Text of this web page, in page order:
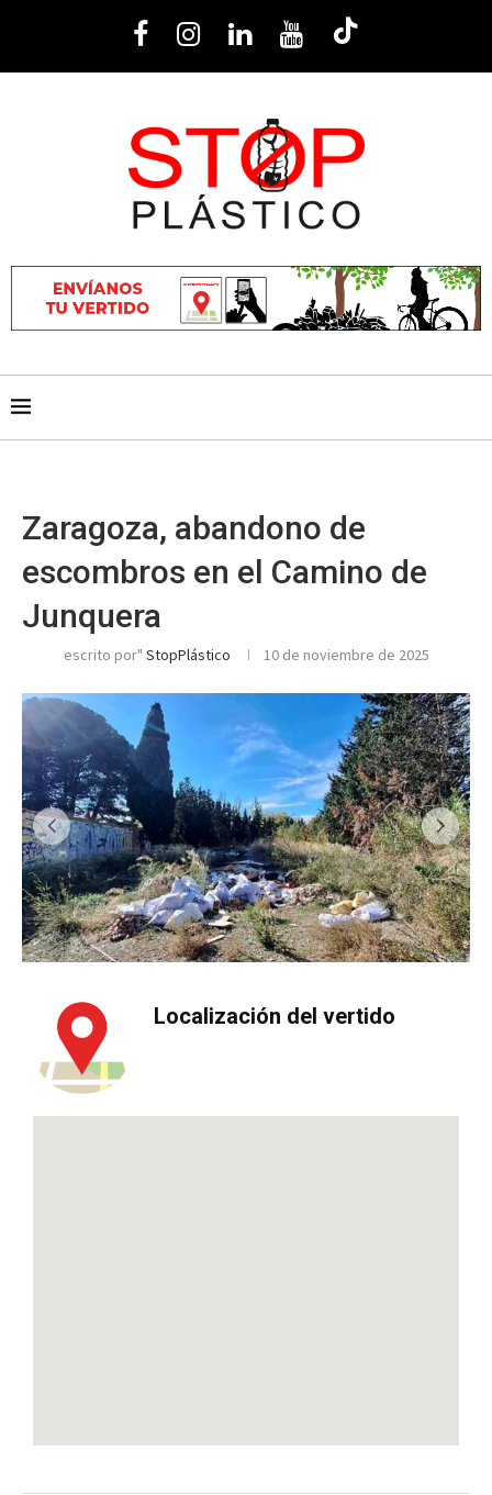
Zaragoza, abandono de
escombros en el Camino de
Junquera
escrito por" StopPlástico 10 de noviembre de 2025
Localización del vertido